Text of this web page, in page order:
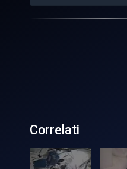
Correlati